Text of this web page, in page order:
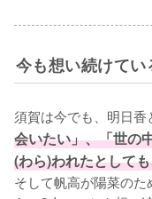
今も想い続けてい
須賀は今でも、明日香
会いたい」、「世の
(わら)われたとして
そして帆高が陽菜の